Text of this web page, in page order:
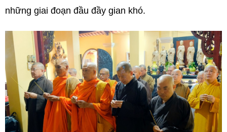
những giai đoạn đầu đầy gian khó.